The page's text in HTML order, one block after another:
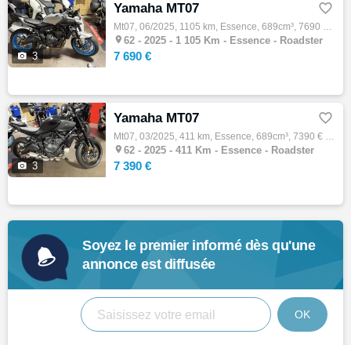
 3
Yamaha MT07 
Mt07, 06/2025, 1105 km, Essence, 689cm³, 7690 € Equipements : Assurance sur place,Démarches administratives sur place,Essai sur rendez-vous…
 62 - 2025 - 1 105 Km - Essence - Roadster
7 690 €
 3
Yamaha MT07 
Mt07, 03/2025, 411 km, Essence, 689cm³, 7390 € Equipements : Assurance sur place,Démarches administratives sur place,Essai sur rendez-vous,…
 62 - 2025 - 411 Km - Essence - Roadster
7 390 €
Soyez le premier informé dès qu'une
annonce est diffusée
OK